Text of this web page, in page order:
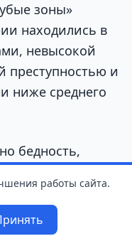
зоны»
находились в
невысокой
преступностью и
ниже среднего
бедность,
иллюзию
работы сайта.